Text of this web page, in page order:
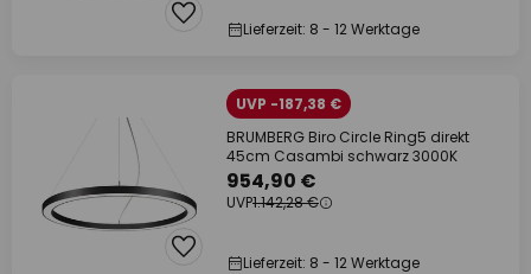
Lieferzeit: 8 - 12 Werktage
UVP -187,38 €
BRUMBERG Biro Circle Ring5 direkt
45cm Casambi schwarz 3000K
954,90 €
UVP1.142,28 €
Lieferzeit: 8 - 12 Werktage